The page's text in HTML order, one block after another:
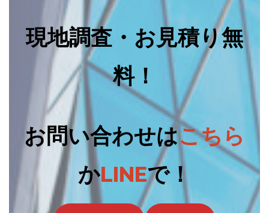
現地調査・お見積り無
料！
お問い合わせはこちら
かLINEで！